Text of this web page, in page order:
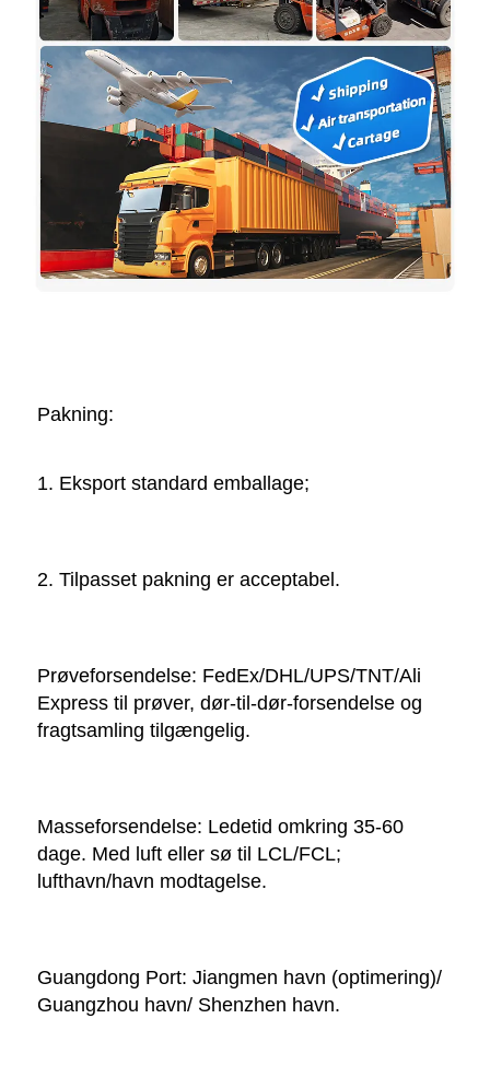
Pakning:
1. Eksport standard emballage;
2. Tilpasset pakning er acceptabel.
Prøveforsendelse: FedEx/DHL/UPS/TNT/Ali
Express til prøver, dør-til-dør-forsendelse og
fragtsamling tilgængelig.
Masseforsendelse: Ledetid omkring 35-60
dage. Med luft eller sø til LCL/FCL;
lufthavn/havn modtagelse.
Guangdong Port: Jiangmen havn (optimering)/
Guangzhou havn/ Shenzhen havn.